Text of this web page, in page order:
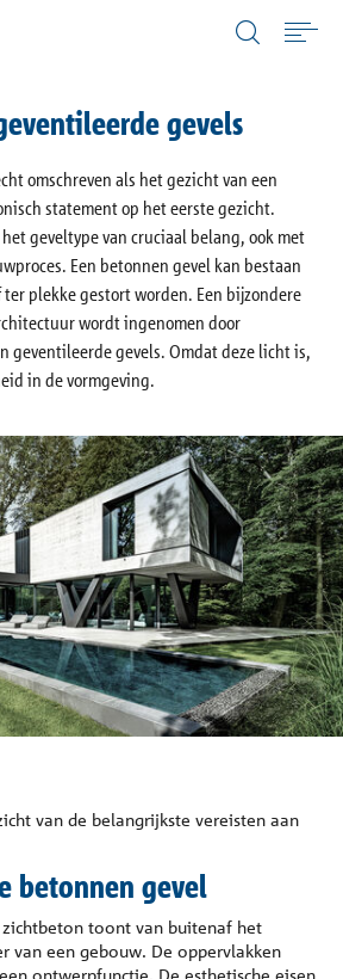
Vlaams
gevels
omschreven als het gezicht van een
statement op het eerste gezicht.
geveltype van cruciaal belang, ook met
Een betonnen gevel kan bestaan
plekke gestort worden. Een bijzondere
wordt ingenomen door
geventileerde gevels. Omdat deze licht is,
in de vormgeving.
van de belangrijkste vereisten aan
betonnen gevel
toont van buitenaf het
van een gebouw. De oppervlakken
ontwerpfunctie. De esthetische eisen